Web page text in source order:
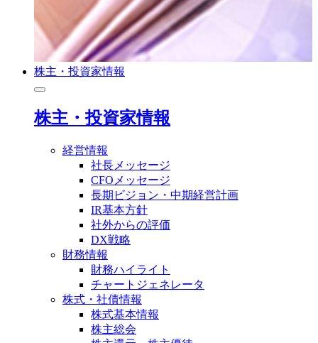
株主・投資家情報
株主・投資家情報
経営情報
社長メッセージ
CFOメッセージ
長期ビジョン・中期経営計画
IR基本方針
社外からの評価
DX戦略
財務情報
財務ハイライト
チャートジェネレータ
株式・社債情報
株式基本情報
株主総会